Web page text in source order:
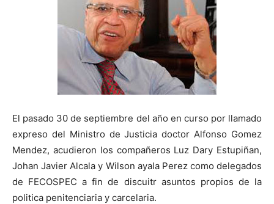
El pasado 30 de septiembre del año en curso por llamado
expreso del Ministro de Justicia doctor Alfonso Gomez
Mendez, acudieron los compañeros Luz Dary Estupiñan,
Johan Javier Alcala y Wilson ayala Perez como delegados
de FECOSPEC a fin de discuitr asuntos propios de la
politica penitenciaria y carcelaria.